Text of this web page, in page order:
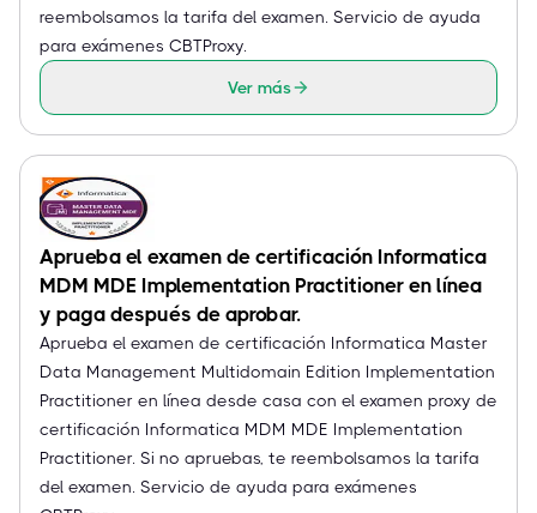
reembolsamos la tarifa del examen. Servicio de ayuda
para exámenes CBTProxy.
Ver más
Aprueba el examen de certificación Informatica
MDM MDE Implementation Practitioner en línea
y paga después de aprobar.
Aprueba el examen de certificación Informatica Master
Data Management Multidomain Edition Implementation
Practitioner en línea desde casa con el examen proxy de
certificación Informatica MDM MDE Implementation
Practitioner. Si no apruebas, te reembolsamos la tarifa
del examen. Servicio de ayuda para exámenes